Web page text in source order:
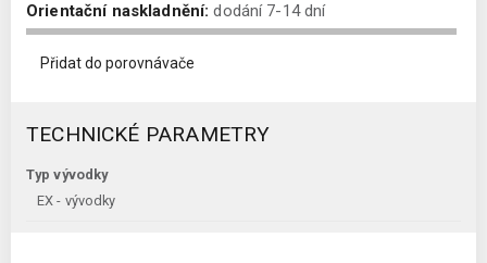
Orientační naskladnění: dodání 7-14 dní
Přidat do porovnávače
TECHNICKÉ PARAMETRY
Typ vývodky
EX - vývodky